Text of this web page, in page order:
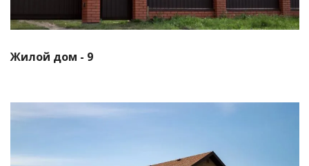
Жилой дом - 9